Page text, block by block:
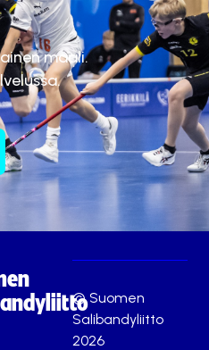
maali.
© Suomen
Salibandyliitto
2026